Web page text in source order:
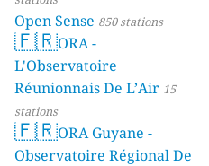
Open Sense 850 stations
🇫🇷ORA -
L'Observatoire
Réunionnais De L’Air 15
stations
🇫🇷ORA Guyane -
Observatoire Régional De